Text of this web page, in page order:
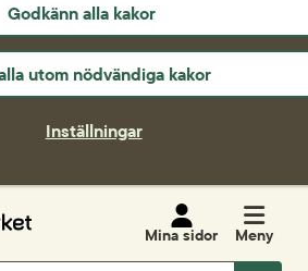
Godkänn alla kakor
utom nödvändiga kakor
Inställningar
Mina sidor Meny